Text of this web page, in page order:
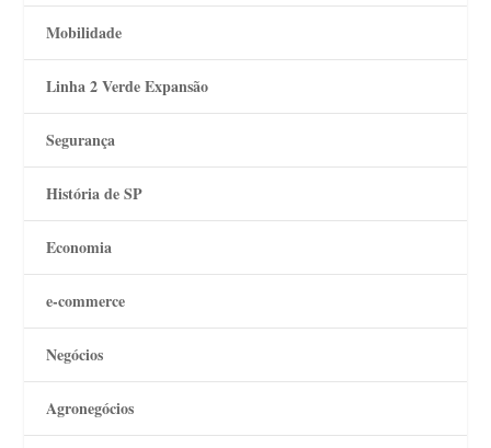
Mobilidade
Linha 2 Verde Expansão
Segurança
História de SP
Economia
e-commerce
Negócios
Agronegócios